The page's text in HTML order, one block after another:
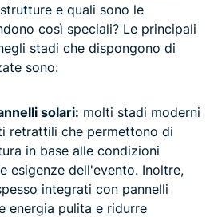
e quali sono le
così speciali? Le principali
stadi che dispongono di
sono:
solari: molti stadi moderni
retrattili che permettono di
in base alle condizioni
esigenze dell'evento. Inoltre,
integrati con pannelli
energia pulita e ridurre